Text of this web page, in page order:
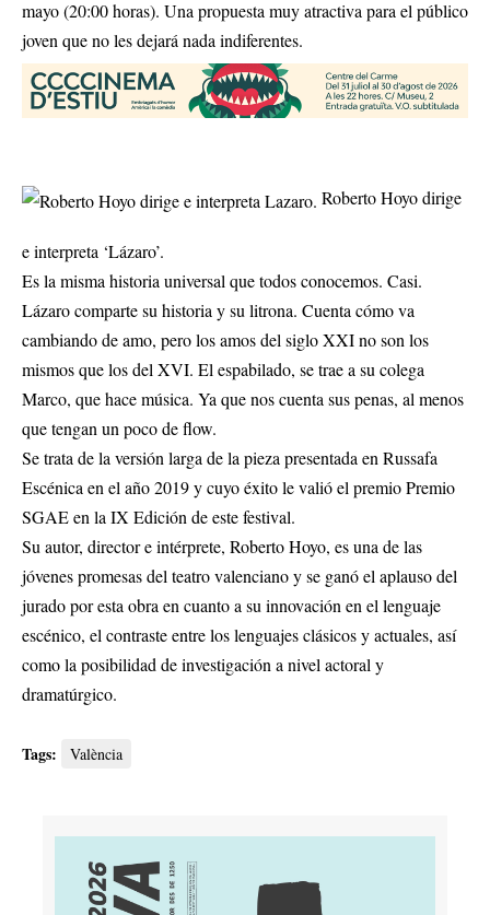
mayo (20:00 horas). Una propuesta muy atractiva para el público
joven que no les dejará nada indiferentes.
Roberto Hoyo dirige
e interpreta ‘Lázaro’.
Es la misma historia universal que todos conocemos. Casi.
Lázaro comparte su historia y su litrona. Cuenta cómo va
cambiando de amo, pero los amos del siglo XXI no son los
mismos que los del XVI. El espabilado, se trae a su colega
Marco, que hace música. Ya que nos cuenta sus penas, al menos
que tengan un poco de flow.
Se trata de la versión larga de la pieza presentada en Russafa
Escénica en el año 2019 y cuyo éxito le valió el premio Premio
SGAE en la IX Edición de este festival.
Su autor, director e intérprete, Roberto Hoyo, es una de las
jóvenes promesas del teatro valenciano y se ganó el aplauso del
jurado por esta obra en cuanto a su innovación en el lenguaje
escénico, el contraste entre los lenguajes clásicos y actuales, así
como la posibilidad de investigación a nivel actoral y
dramatúrgico.
Tags: València